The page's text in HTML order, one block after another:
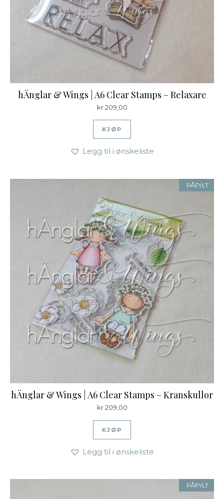
hÄnglar & Wings | A6 Clear Stamps – Relaxare
kr209,00
KJØP
Legg til i ønskeliste
PÅFYLT
hÄnglar & Wings | A6 Clear Stamps – Kranskullor
kr209,00
KJØP
Legg til i ønskeliste
PÅFYLT